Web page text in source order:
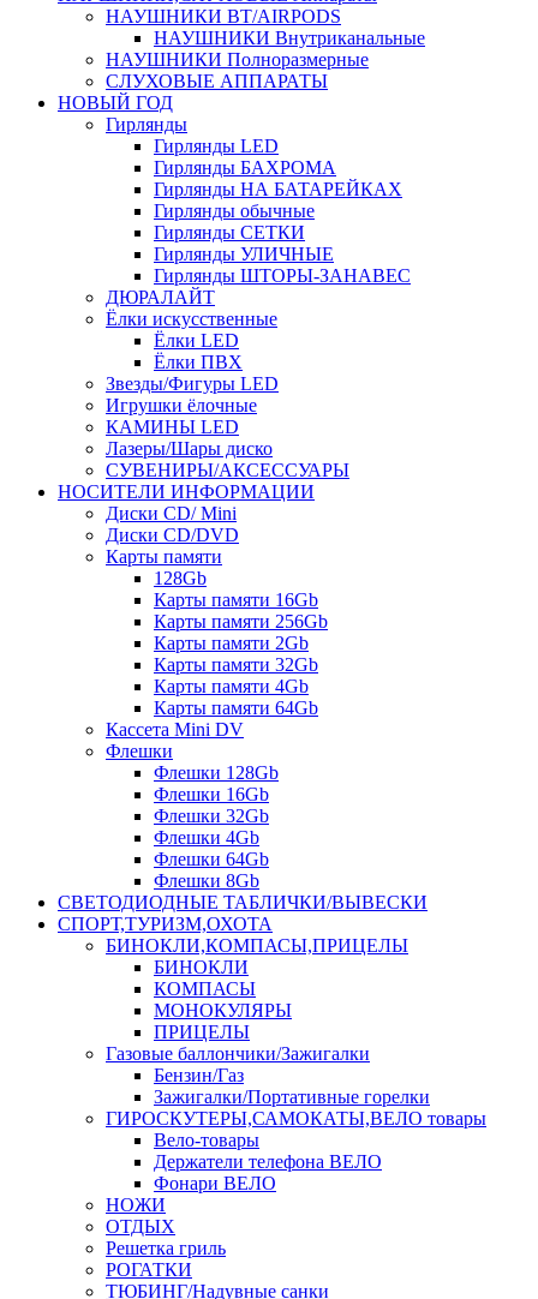
НАУШНИКИ BT/AIRPODS
НАУШНИКИ Внутриканальные
НАУШНИКИ Полноразмерные
СЛУХОВЫЕ АППАРАТЫ
НОВЫЙ ГОД
Гирлянды
Гирлянды LED
Гирлянды БАХРОМА
Гирлянды НА БАТАРЕЙКАХ
Гирлянды обычные
Гирлянды СЕТКИ
Гирлянды УЛИЧНЫЕ
Гирлянды ШТОРЫ-ЗАНАВЕС
ДЮРАЛАЙТ
Ёлки искусственные
Ёлки LED
Ёлки ПВХ
Звезды/Фигуры LED
Игрушки ёлочные
КАМИНЫ LED
Лазеры/Шары диско
СУВЕНИРЫ/АКСЕССУАРЫ
НОСИТЕЛИ ИНФОРМАЦИИ
Диски CD/ Mini
Диски CD/DVD
Карты памяти
128Gb
Карты памяти 16Gb
Карты памяти 256Gb
Карты памяти 2Gb
Карты памяти 32Gb
Карты памяти 4Gb
Карты памяти 64Gb
Кассета Mini DV
Флешки
Флешки 128Gb
Флешки 16Gb
Флешки 32Gb
Флешки 4Gb
Флешки 64Gb
Флешки 8Gb
СВЕТОДИОДНЫЕ ТАБЛИЧКИ/ВЫВЕСКИ
СПОРТ,ТУРИЗМ,ОХОТА
БИНОКЛИ,КОМПАСЫ,ПРИЦЕЛЫ
БИНОКЛИ
КОМПАСЫ
МОНОКУЛЯРЫ
ПРИЦЕЛЫ
Газовые баллончики/Зажигалки
Бензин/Газ
Зажигалки/Портативные горелки
ГИРОСКУТЕРЫ,САМОКАТЫ,ВЕЛО товары
Вело-товары
Держатели телефона ВЕЛО
Фонари ВЕЛО
НОЖИ
ОТДЫХ
Решетка гриль
РОГАТКИ
ТЮБИНГ/Надувные санки